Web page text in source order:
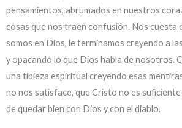
pensamientos, abrumados en nuestros
cosas que nos traen confusión. Nos cuesta
somos en Dios, le terminamos creyendo a
y opacando lo que Dios habla de nosotros.
una tibieza espiritual creyendo esas
no nos satisface, que Cristo no es
de quedar bien con Dios y con el diablo.